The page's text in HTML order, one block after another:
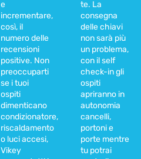
e
incrementare,
così, il
numero delle
recensioni
positive. Non
preoccuparti
se i tuoi
ospiti
dimenticano
condizionatore,
riscaldamento
o luci accesi,
Vikey
te. La
consegna
delle chiavi
non sarà più
un problema,
con il self
check-in gli
ospiti
apriranno in
autonomia
cancelli,
portoni e
porte mentre
tu potrai